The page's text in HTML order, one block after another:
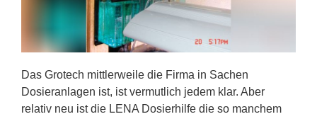
Das Grotech mittlerweile die Firma in Sachen
Dosieranlagen ist, ist vermutlich jedem klar. Aber
relativ neu ist die LENA Dosierhilfe die so manchem